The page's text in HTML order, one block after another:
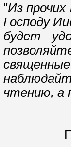
"Из прочих
Господу
будет
чтению, а